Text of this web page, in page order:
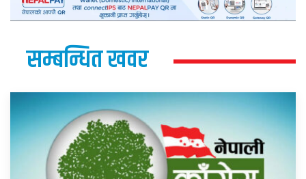
सम्बन्धित खवर